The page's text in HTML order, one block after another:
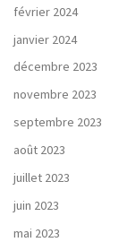
février 2024
janvier 2024
décembre 2023
novembre 2023
septembre 2023
août 2023
juillet 2023
juin 2023
mai 2023